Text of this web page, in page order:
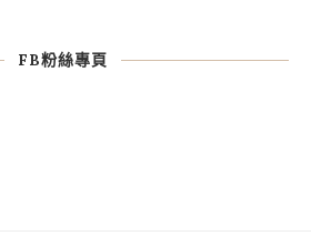
FB粉絲專頁